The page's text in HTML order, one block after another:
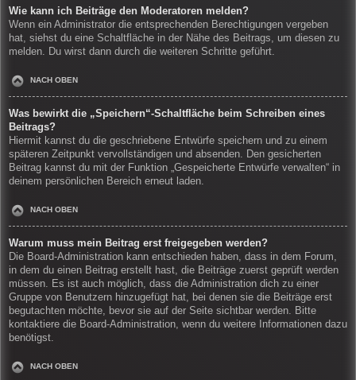
Wie kann ich Beiträge den Moderatoren melden?
Wenn ein Administrator die entsprechenden Berechtigungen vergeben
hat, siehst du eine Schaltfläche in der Nähe des Beitrags, um diesen zu
melden. Du wirst dann durch die weiteren Schritte geführt.
NACH OBEN
Was bewirkt die „Speichern“-Schaltfläche beim Schreiben eines
Beitrags?
Hiermit kannst du die geschriebene Entwürfe speichern und zu einem
späteren Zeitpunkt vervollständigen und absenden. Den gesicherten
Beitrag kannst du mit der Funktion „Gespeicherte Entwürfe verwalten“ in
deinem persönlichen Bereich erneut laden.
NACH OBEN
Warum muss mein Beitrag erst freigegeben werden?
Die Board-Administration kann entschieden haben, dass in dem Forum,
in dem du einen Beitrag erstellt hast, die Beiträge zuerst geprüft werden
müssen. Es ist auch möglich, dass die Administration dich zu einer
Gruppe von Benutzern hinzugefügt hat, bei denen sie die Beiträge erst
begutachten möchte, bevor sie auf der Seite sichtbar werden. Bitte
kontaktiere die Board-Administration, wenn du weitere Informationen dazu
benötigst.
NACH OBEN